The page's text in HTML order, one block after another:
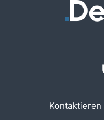
Kontaktieren